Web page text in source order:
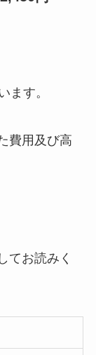
ます。
費用及び高
てお読みく